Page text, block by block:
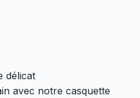
délicat
avec notre casquette